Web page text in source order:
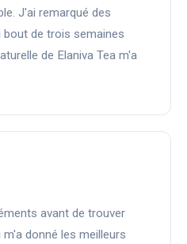
J'ai remarqué des
de trois semaines
de Elaniva Tea m'a
avant de trouver
m'a donné les meilleurs